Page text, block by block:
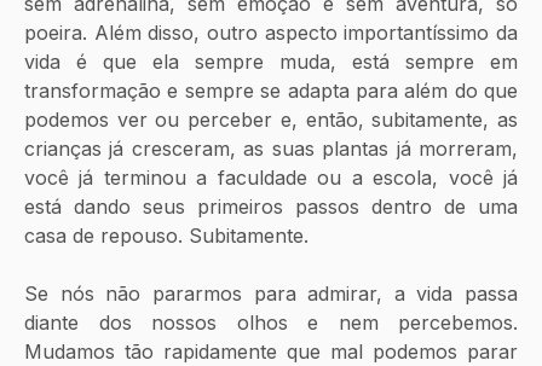
poeira. Além disso, outro aspecto importantíssimo da
vida é que ela sempre muda, está sempre em
transformação e sempre se adapta para além do que
podemos ver ou perceber e, então, subitamente, as
crianças já cresceram, as suas plantas já morreram,
você já terminou a faculdade ou a escola, você já
está dando seus primeiros passos dentro de uma
casa de repouso. Subitamente.
Se nós não pararmos para admirar, a vida passa
diante dos nossos olhos e nem percebemos.
Mudamos tão rapidamente que mal podemos parar